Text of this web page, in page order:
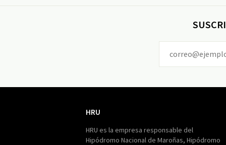
HRU
HRU es la empresa responsable del
Hipódromo Nacional de Maroñas, Hipódromo